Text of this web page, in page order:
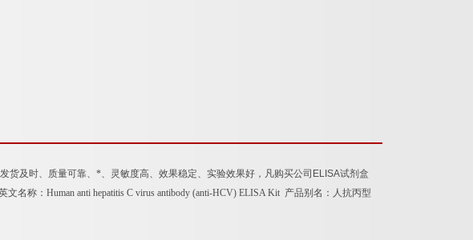
货及时、质量可靠、*、灵敏度高、效果稳定、实验效果好，凡购买公司 ELISA试剂盒
文名称： Human anti hepatitis C virus antibody (anti-HCV) ELISA Kit 产品别名： 人抗丙型